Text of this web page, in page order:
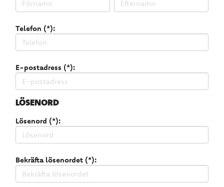
Telefon (*):
E-postadress (*):
LÖSENORD
Lösenord (*):
Bekräfta lösenordet (*):